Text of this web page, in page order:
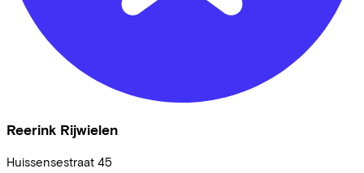
Reerink Rijwielen
Huissensestraat 45